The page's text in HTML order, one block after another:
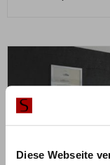
Diese Webseite